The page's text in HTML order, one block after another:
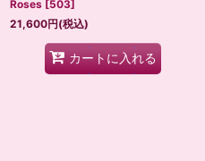
Roses [503]
21,600円(税込)
カートに入れる